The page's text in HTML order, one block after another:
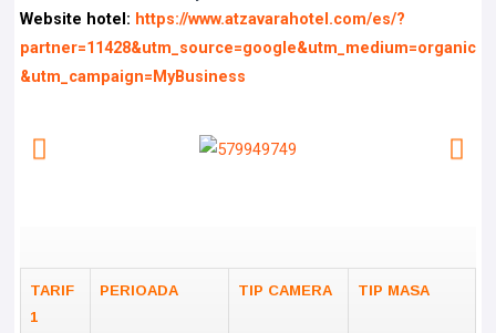
Website hotel: https://www.atzavarahotel.com/es/?
partner=11428&utm_source=google&utm_medium=organic
&utm_campaign=MyBusiness
TARIF
1
PERIOADA TIP CAMERA TIP MASA